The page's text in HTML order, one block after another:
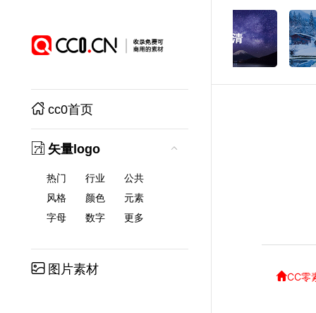
cc0首页
矢量logo
热门 行业
公共
风格
颜色
元素
字母
数字 更多
图片素材
CC零